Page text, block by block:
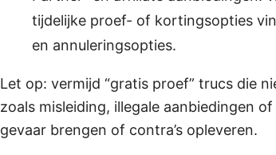
tijdelijke proef- of kortingsopties
en annuleringsopties.
Let op: vermijd “gratis proef” trucs die
zoals misleiding, illegale aanbiedingen
gevaar brengen of contra’s opleveren.